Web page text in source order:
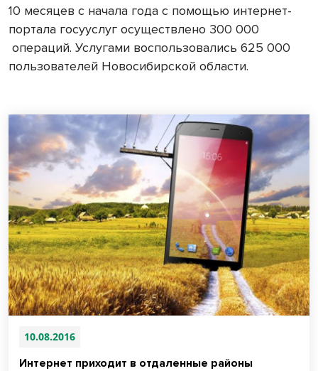
10 месяцев с начала года с помощью интернет-
портала госууслуг осуществлено 300 000
операций. Услугами воспользовались 625 000
пользователей Новосибирской области.
10.08.2016
Интернет приходит в отдаленные районы